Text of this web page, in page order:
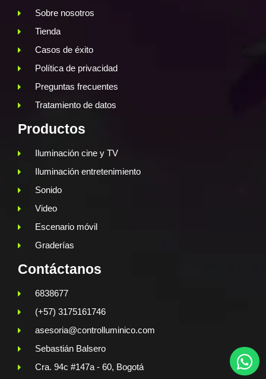
Sobre nosotros
Tienda
Casos de éxito
Política de privacidad
Preguntas frecuentes
Tratamiento de datos
Productos
Iluminación cine y TV
Iluminación entretenimiento
Sonido
Video
Escenario móvil
Graderías
Contáctanos
6838677
(+57) 3175161746
asesoria@controlluminico.com
Sebastián Balsero
Cra. 94c #147a - 60, Bogotá